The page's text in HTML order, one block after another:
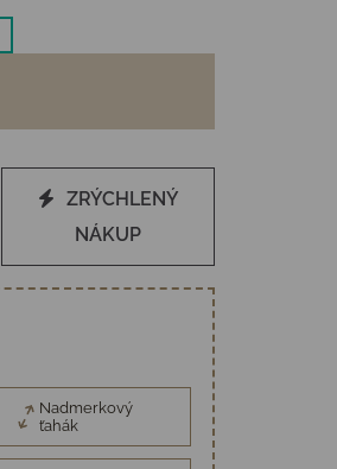
ZRÝCHLENÝ
NÁKUP
Nadmerkový
ťahák